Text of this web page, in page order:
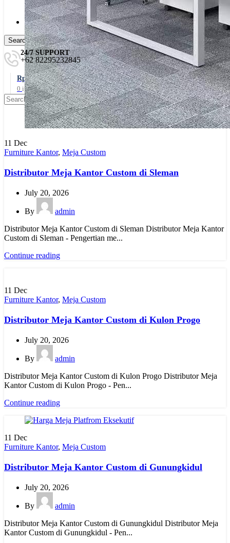
Meja Partisi Uno
Workstation Desk
Meja Partisi Kantor Custom
Search
24/7 SUPPORT
+62 82295232845
0 items
Rp0
Search
11 Dec
Furniture Kantor, Meja Custom
Distributor Meja Kantor Custom di Sleman
July 20, 2026
By
admin
Distributor Meja Kantor Custom di Sleman Distributor Meja Kantor
Custom di Sleman - Pengertian me...
Continue reading
11 Dec
Furniture Kantor, Meja Custom
Distributor Meja Kantor Custom di Kulon Progo
July 20, 2026
By
admin
Distributor Meja Kantor Custom di Kulon Progo Distributor Meja
Kantor Custom di Kulon Progo - Pen...
Continue reading
11 Dec
Furniture Kantor, Meja Custom
Distributor Meja Kantor Custom di Gunungkidul
July 20, 2026
By
admin
Distributor Meja Kantor Custom di Gunungkidul Distributor Meja
Kantor Custom di Gunungkidul - Pen...